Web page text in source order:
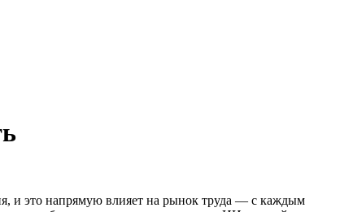
и это напрямую влияет на рынок труда — с каждым